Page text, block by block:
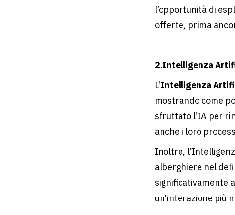
l’opportunità di
offerte, prima
2.Intelligenza
L’Intelligenza
mostrando come
sfruttato l’IA per
anche i loro
Inoltre,
alberghiere nel
significativamente
un’interazione più